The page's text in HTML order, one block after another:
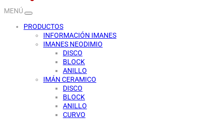
MENÚ
PRODUCTOS
INFORMACIÓN IMANES
IMANES NEODIMIO
DISCO
BLOCK
ANILLO
IMÁN CERAMICO
DISCO
BLOCK
ANILLO
CURVO